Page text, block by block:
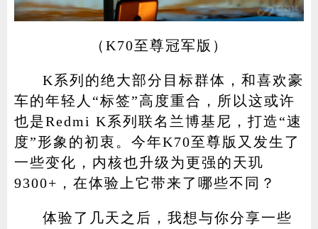
（K70至尊冠军版）
K系列的绝大部分目标群体，和喜欢豪
车的年轻人“标签”高度重合，所以这或许
也是Redmi K系列联名兰博基尼，打造“速
度”形象的初衷。今年K70至尊版又发生了
一些变化，内核也升级为更强的天玑
9300+，在体验上它带来了哪些不同？
体验了几天之后，我想与你分享一些